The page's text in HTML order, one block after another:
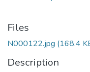
Files
N000122.jpg (168.4
Description